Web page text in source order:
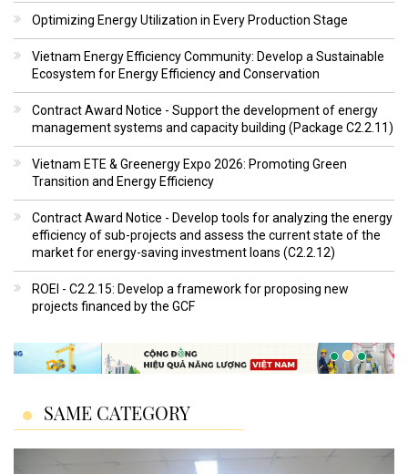
Optimizing Energy Utilization in Every Production Stage
Vietnam Energy Efficiency Community: Develop a Sustainable
Ecosystem for Energy Efficiency and Conservation
Contract Award Notice - Support the development of energy
management systems and capacity building (Package C2.2.11)
Vietnam ETE & Greenergy Expo 2026: Promoting Green
Transition and Energy Efficiency
Contract Award Notice - Develop tools for analyzing the energy
efficiency of sub-projects and assess the current state of the
market for energy-saving investment loans (C2.2.12)
ROEI - C2.2.15: Develop a framework for proposing new
projects financed by the GCF
SAME CATEGORY